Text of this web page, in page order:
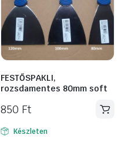
FESTŐSPAKLI,
rozsdamentes 80mm soft
850 Ft
Készleten